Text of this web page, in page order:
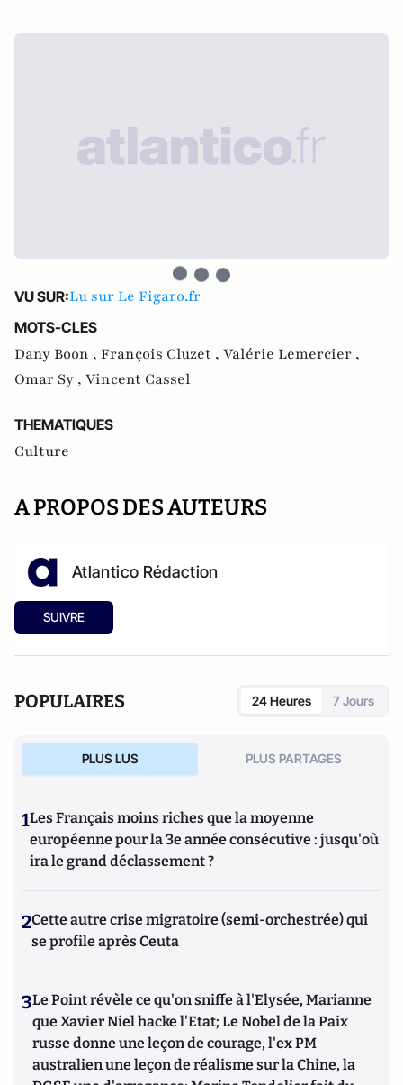
VU SUR:Lu sur Le Figaro.fr
MOTS-CLES
Dany Boon , François Cluzet , Valérie Lemercier ,
Omar Sy , Vincent Cassel
THEMATIQUES
Culture
A PROPOS DES AUTEURS
Atlantico Rédaction
SUIVRE
POPULAIRES 24 Heures 7 Jours
PLUS LUS PLUS PARTAGES
1Les Français moins riches que la moyenne
européenne pour la 3e année consécutive : jusqu'où
ira le grand déclassement ?
2Cette autre crise migratoire (semi-orchestrée) qui
se profile après Ceuta
3Le Point révèle ce qu'on sniffe à l'Elysée, Marianne
que Xavier Niel hacke l'Etat; Le Nobel de la Paix
russe donne une leçon de courage, l'ex PM
australien une leçon de réalisme sur la Chine, la